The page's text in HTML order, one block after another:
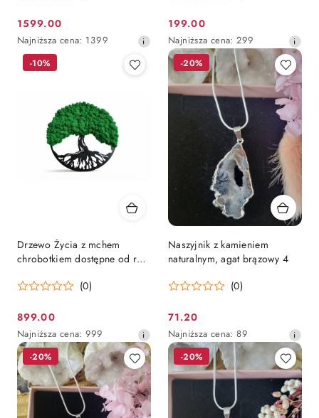
Cena
promocyjna:
1599.00
Najniższa
cena
Najniższa cena: 1399
Cena
promocyjna:
199.00
Najniższa
cena
z
30
dni
obniżką
Najniższa cena: 299
Drzewo Życia z mchem
chrobotkiem dostępne od ręki
(0)
Cena
promocyjna:
899.00
Najniższa
cena
z
30
dni
przed
obniżką
Najniższa cena: 999
-10%
Naszyjnik z kamieniem
naturalnym, agat brązowy 4
(0)
Cena
promocyjna:
71.20
Najniższa
cena
z
30
dni
przed
Najniższa cena: 89
-20%
-20% -20%